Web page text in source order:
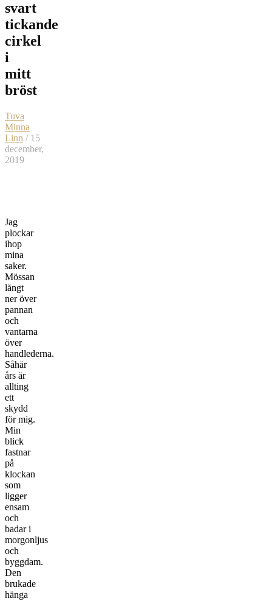
svart
tickande
cirkel
i
mitt
bröst
Tuva
Minna
Linn / 15
december,
2019
Jag
plockar
ihop
mina
saker.
Mössan
långt
ner över
pannan
och
vantarna
över
handlederna.
Såhär
års är
allting
ett
skydd
för mig.
Min
blick
fastnar
på
klockan
som
ligger
ensam
och
badar i
morgonljus
och
byggdam.
Den
brukade
hänga